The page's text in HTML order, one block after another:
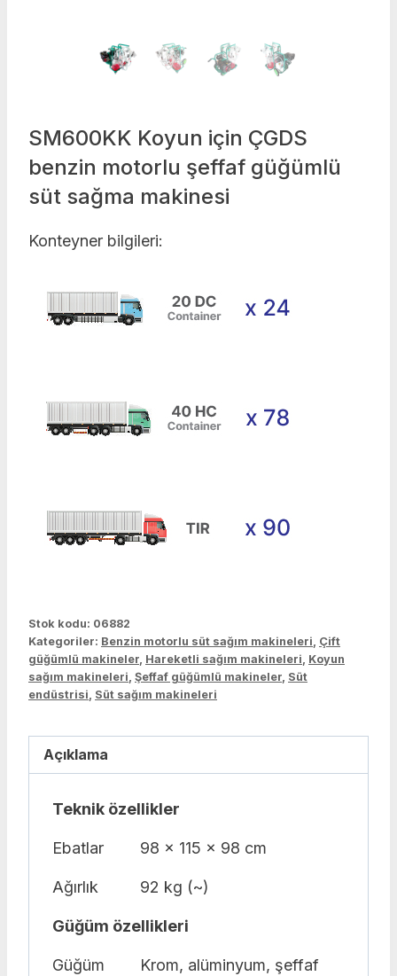
SM600KK Koyun için ÇGDS
benzin motorlu şeffaf güğümlü
süt sağma makinesi
Konteyner bilgileri:
Stok kodu: 06882
Kategoriler: Benzin motorlu süt sağım makineleri, Çift
güğümlü makineler, Hareketli sağım makineleri, Koyun
sağım makineleri, Şeffaf güğümlü makineler, Süt
endüstrisi, Süt sağım makineleri
Açıklama
Teknik özellikler
Ebatlar 98 x 115 x 98 cm
Ağırlık 92 kg (~)
Güğüm özellikleri
Güğüm
Krom, alüminyum, şeffaf